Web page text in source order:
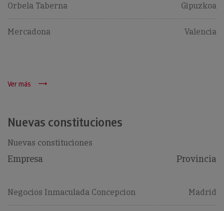
Orbela Taberna Gipuzkoa
Mercadona Valencia
Ver más
Nuevas constituciones
Nuevas constituciones
Empresa Provincia
Negocios Inmaculada Concepcion Madrid